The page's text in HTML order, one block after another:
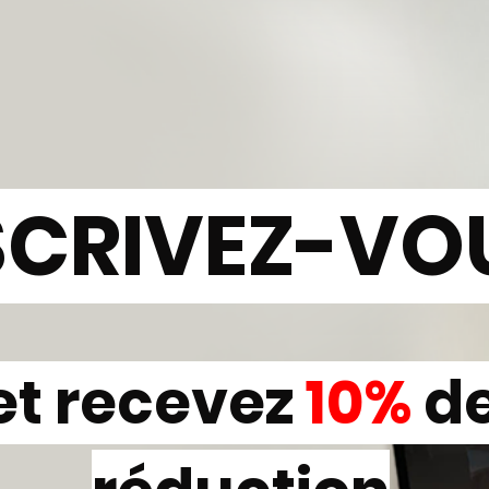
recevez10%